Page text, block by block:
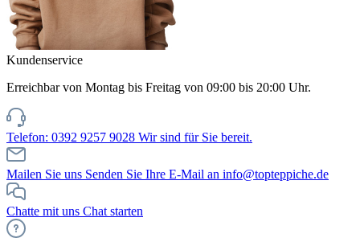
Kundenservice
Erreichbar von Montag bis Freitag von 09:00 bis 20:00 Uhr.
Telefon: 0392 9257 9028 Wir sind für Sie bereit.
Mailen Sie uns Senden Sie Ihre E-Mail an info@topteppiche.de
Chatte mit uns Chat starten